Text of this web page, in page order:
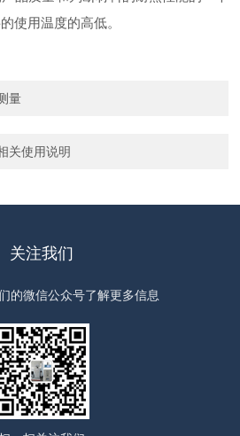
使用温度的高低。
量
关使用说明
关注我们
的微信公众号了解更多信息